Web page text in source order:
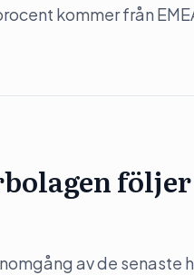
kommer från
av de